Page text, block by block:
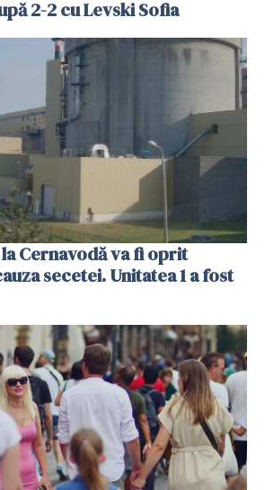
2-2 cu Levski Sofia
Cernavodă va fi oprit
secetei. Unitatea 1 a fost